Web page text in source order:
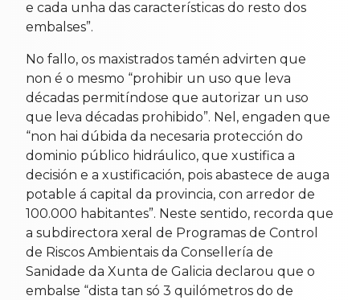
e cada unha das características do resto dos
embalses”.
No fallo, os maxistrados tamén advirten que
non é o mesmo “prohibir un uso que leva
décadas permitíndose que autorizar un uso
que leva décadas prohibido”. Nel, engaden que
“non hai dúbida da necesaria protección do
dominio público hidráulico, que xustifica a
decisión e a xustificación, pois abastece de auga
potable á capital da provincia, con arredor de
100.000 habitantes”. Neste sentido, recorda que
a subdirectora xeral de Programas de Control
de Riscos Ambientais da Consellería de
Sanidade da Xunta de Galicia declarou que o
embalse “dista tan só 3 quilómetros do de